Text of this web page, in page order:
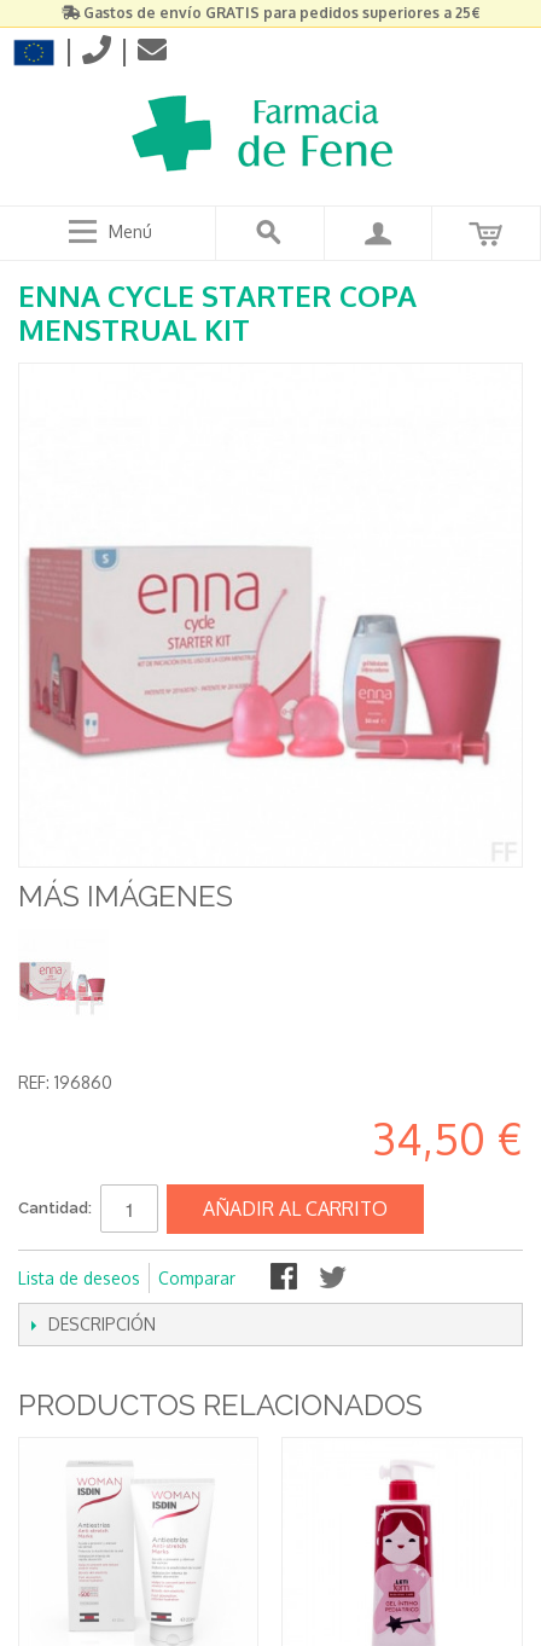
Gastos de envío GRATIS para pedidos superiores a 25€
| |
Menú
ENNA CYCLE STARTER COPA
MENSTRUAL KIT
MÁS IMÁGENES
REF: 196860
34,50 €
Cantidad: AÑADIR AL CARRITO
Lista de deseos Comparar
DESCRIPCIÓN
PRODUCTOS RELACIONADOS